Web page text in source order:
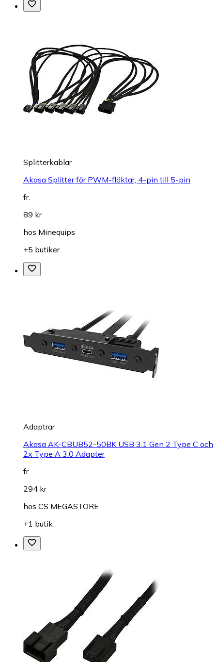
Splitterkablar
Akasa Splitter för PWM-fläktar, 4-pin till 5-pin
fr.
89 kr
hos Minequips
+5 butiker
Adaptrar
Akasa AK-CBUB52-50BK USB 3.1 Gen 2 Type C och
2x Type A 3.0 Adapter
fr.
294 kr
hos CS MEGASTORE
+1 butik